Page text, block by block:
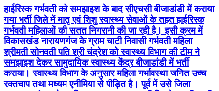
हाईरिस्क गर्भवती को समझाइश के बाद सीएचसी बीजाडांडी में कराया
गया भर्ती जिले में मातृ एवं शिशु स्वास्थ्य सेवाओं के तहत हाईरिस्क
गर्भवती महिलाओं की सतत निगरानी की जा रही है। इसी क्रम में
विकासखंड नारायणगंज के ग्राम चाटी निवासी गर्भवती महिला
श्रीमती सोनवती पति श्री चंद्रेश को स्वास्थ्य विभाग की टीम ने
समझाइश देकर सामुदायिक स्वास्थ्य केंद्र बीजाडांडी में भर्ती
कराया। स्वास्थ्य विभाग के अनुसार महिला गर्भावस्था जनित उच्च
रक्तचाप तथा मध्यम एनीमिया से पीड़ित है। पूर्व में उसे जिला